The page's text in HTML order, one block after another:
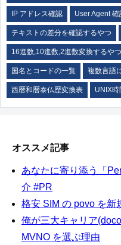
IP アドレス確認 User Agent 確
テキストの差分を確認するやつ
16進数,10進数,2進数変換するやつ
国名とコードの一覧 複数言語
西暦和暦泰仏歴変換表 UNIX時
オススメ記事
あなたに寄り添う「
介 #PR
格安 SIM の povo を新
俺が三大キャリア
MVNO を選ぶ理由